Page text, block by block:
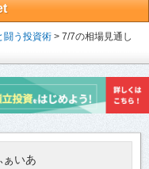
闘う投資術 > 7/7の相場見通し
ぁいあ